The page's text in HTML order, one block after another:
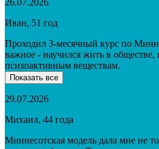
Иван, 51 год
Проходил 3-месячный курс по
важное - научился жить в обществе,
психоактивным веществам.
Показать все
29.07.2026
Михаил, 44 года
Миннесотская модель дала мне не